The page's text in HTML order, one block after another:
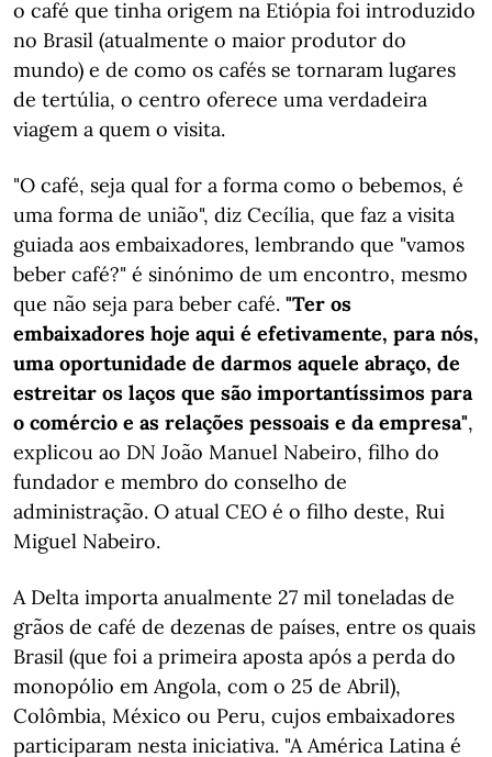
o café que tinha origem na Etiópia foi introduzido
no Brasil (atualmente o maior produtor do
mundo) e de como os cafés se tornaram lugares
de tertúlia, o centro oferece uma verdadeira
viagem a quem o visita.
"O café, seja qual for a forma como o bebemos, é
uma forma de união", diz Cecília, que faz a visita
guiada aos embaixadores, lembrando que "vamos
beber café?" é sinónimo de um encontro, mesmo
que não seja para beber café. "Ter os
embaixadores hoje aqui é efetivamente, para nós,
uma oportunidade de darmos aquele abraço, de
estreitar os laços que são importantíssimos para
o comércio e as relações pessoais e da empresa",
explicou ao DN João Manuel Nabeiro, filho do
fundador e membro do conselho de
administração. O atual CEO é o filho deste, Rui
Miguel Nabeiro.
A Delta importa anualmente 27 mil toneladas de
grãos de café de dezenas de países, entre os quais
Brasil (que foi a primeira aposta após a perda do
monopólio em Angola, com o 25 de Abril),
Colômbia, México ou Peru, cujos embaixadores
participaram nesta iniciativa. "A América Latina é